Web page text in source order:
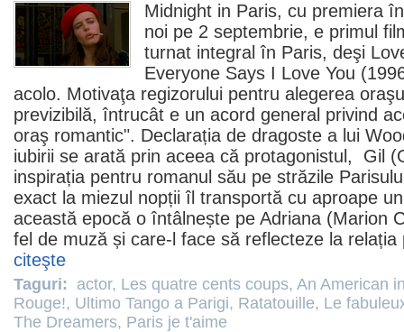
Midnight in Paris, cu premiera
noi pe 2 septembrie, e primul
turnat integral în Paris, deşi
Everyone Says I Love You
acolo. Motivaţa regizorului pentru alegerea
previzibilă, întrucât e un acord general privind
oraş romantic". Declarația de dragoste a lui
iubirii se arată prin aceea că protagonistul, Gil (
inspirația pentru romanul său pe străzile
exact la miezul nopții îl transportă cu aproape
această epocă o întâlnește pe Adriana (Marion
fel de muză și care-l face să reflecteze la
citeşte
Taguri: actor, Les quatre cents coups, An American
Rouge!, Ultimo Tango a Parigi, Ratatouille, Le
The Dreamers, Paris je t'aime